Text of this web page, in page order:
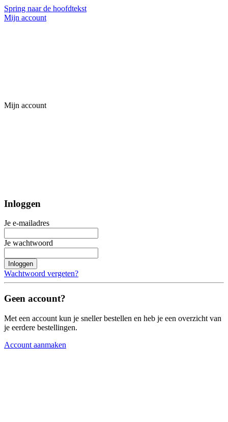
Spring naar de hoofdtekst
Mijn account
Mijn account
Inloggen
Je e-mailadres
Je wachtwoord
Inloggen
Wachtwoord vergeten?
Geen account?
Met een account kun je sneller bestellen en heb je een overzicht van
je eerdere bestellingen.
Account aanmaken